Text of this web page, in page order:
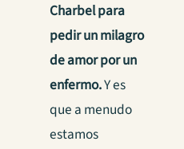
Charbel para
pedir un milagro
de amor por un
enfermo.Y es
que a menudo
estamos